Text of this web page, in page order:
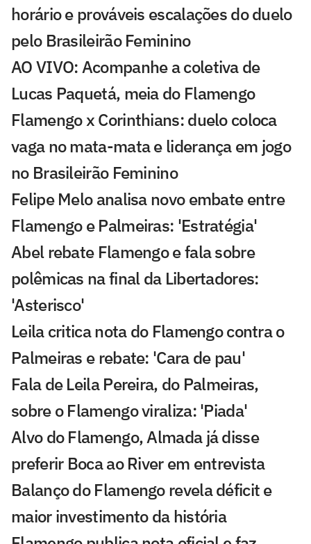
horário e prováveis escalações do duelo
pelo Brasileirão Feminino
AO VIVO: Acompanhe a coletiva de
Lucas Paquetá, meia do Flamengo
Flamengo x Corinthians: duelo coloca
vaga no mata-mata e liderança em jogo
no Brasileirão Feminino
Felipe Melo analisa novo embate entre
Flamengo e Palmeiras: 'Estratégia'
Abel rebate Flamengo e fala sobre
polêmicas na final da Libertadores:
'Asterisco'
Leila critica nota do Flamengo contra o
Palmeiras e rebate: 'Cara de pau'
Fala de Leila Pereira, do Palmeiras,
sobre o Flamengo viraliza: 'Piada'
Alvo do Flamengo, Almada já disse
preferir Boca ao River em entrevista
Balanço do Flamengo revela déficit e
maior investimento da história